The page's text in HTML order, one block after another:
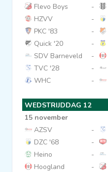
Flevo Boys
-
HZVV
-
PKC '83
-
Quick '20
-
SDV Barneveld
-
TVC '28
-
WHC
-
WEDSTRIJDDAG 12
15 november
AZSV
-
DZC '68
-
Heino
-
Hoogland
-